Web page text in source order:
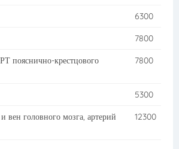
6300
7800
пояснично-крестцового
7800
5300
головного мозга, артерий
12300